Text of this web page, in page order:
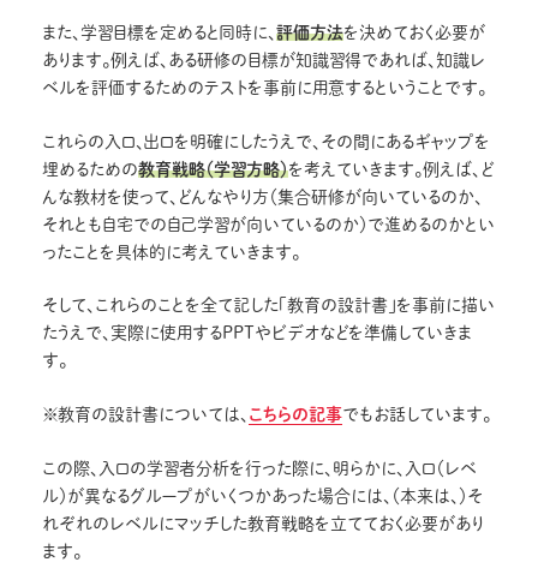
また、学習目標を定めると同時に、 評価方法を決めておく必要が
あります。例えば、ある研修の目標が知識習得であれば、知識レ
ベルを評価するためのテストを事前に用意するということです。
これらの入口、出口を明確にしたうえで、その間にあるギャップを
埋めるための教育戦略（学習方略）を考えていきます。例えば、ど
んな教材を使って、どんなやり方（集合研修が向いているのか、
それとも自宅での自己学習が向いているのか）で進めるのかとい
ったことを具体的に考えていきます。
そして、これらのことを全て記した「教育の設計書」を事前に描い
たうえで、実際に使用するPPTやビデオなどを準備していきま
す。
※教育の設計書については、 こちらの記事でもお話しています。
この際、入口の学習者分析を行った際に、明らかに、入口（レベ
ル）が異なるグループがいくつかあった場合には、（本来は、）そ
れぞれのレベルにマッチした教育戦略を立てておく必要があり
ます。